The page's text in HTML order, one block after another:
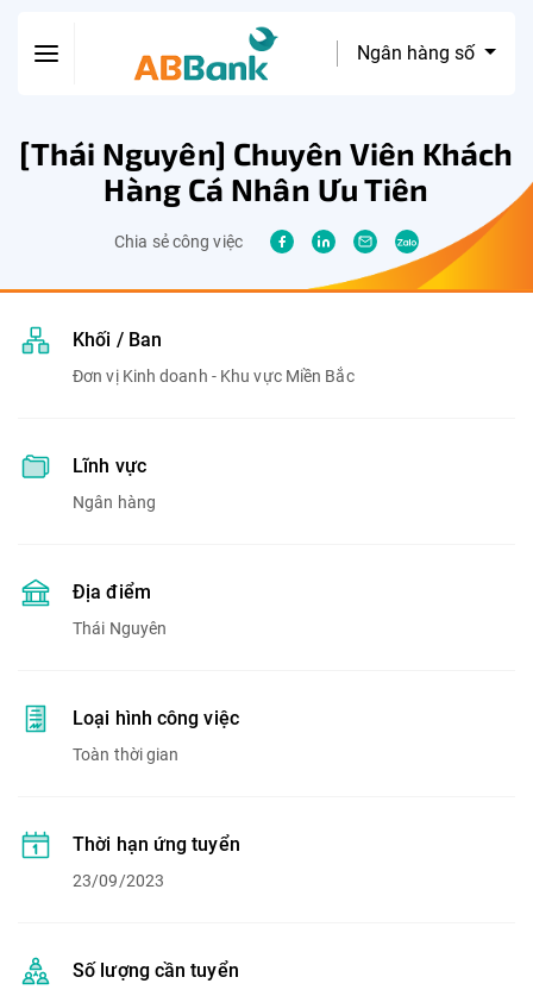
Ngân hàng số
[Thái Nguyên] Chuyên Viên Khách
Hàng Cá Nhân Ưu Tiên
Chia sẻ công việc
Khối / Ban
Đơn vị Kinh doanh - Khu vực Miền Bắc
Lĩnh vực
Ngân hàng
Địa điểm
Thái Nguyên
Loại hình công việc
Toàn thời gian
Thời hạn ứng tuyển
23/09/2023
Số lượng cần tuyển